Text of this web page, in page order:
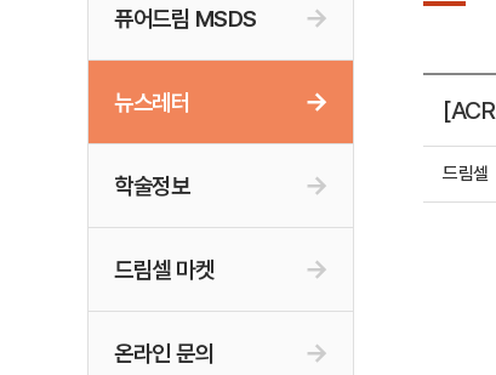
퓨어드림 MSDS
뉴스레터
학술정보
드림셀 마켓
온라인 문의
드림셀